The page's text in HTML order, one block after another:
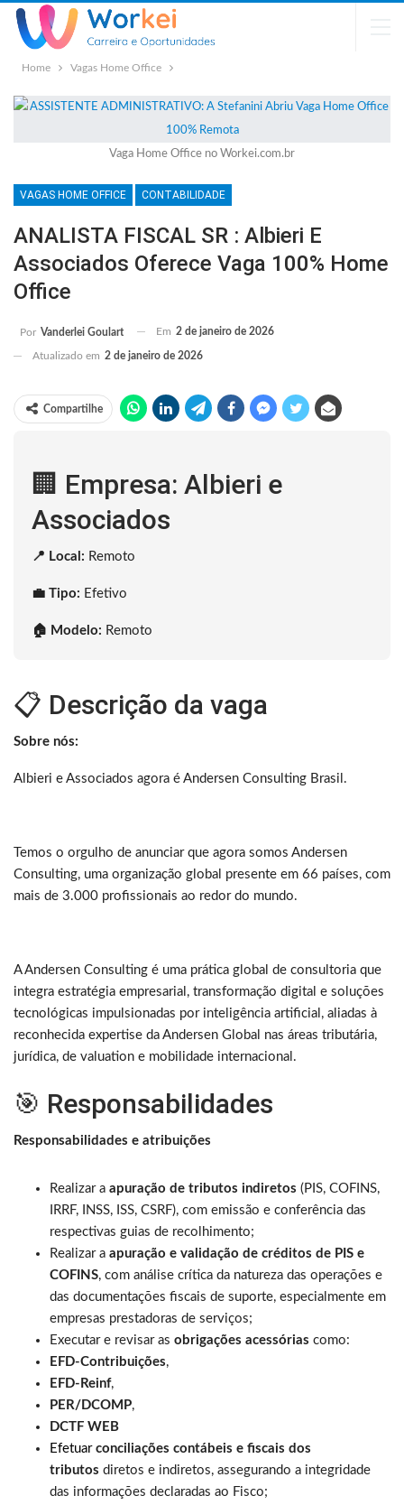
Home Vagas Home Office
Vaga Home Office no Workei.com.br
VAGAS HOME OFFICE CONTABILIDADE
ANALISTA FISCAL SR : Albieri E
Associados Oferece Vaga 100% Home
Office
Por Vanderlei Goulart Em 2 de janeiro de 2026
Atualizado em 2 de janeiro de 2026
Compartilhe
🏢 Empresa: Albieri e
Associados
📍 Local: Remoto
💼 Tipo: Efetivo
🏠 Modelo: Remoto
📋 Descrição da vaga
Sobre nós:
Albieri e Associados agora é Andersen Consulting Brasil.
Temos o orgulho de anunciar que agora somos Andersen
Consulting, uma organização global presente em 66 países, com
mais de 3.000 profissionais ao redor do mundo.
A Andersen Consulting é uma prática global de consultoria que
integra estratégia empresarial, transformação digital e soluções
tecnológicas impulsionadas por inteligência artificial, aliadas à
reconhecida expertise da Andersen Global nas áreas tributária,
jurídica, de valuation e mobilidade internacional.
🎯 Responsabilidades
Responsabilidades e atribuições
Realizar a apuração de tributos indiretos (PIS, COFINS,
IRRF, INSS, ISS, CSRF), com emissão e conferência das
respectivas guias de recolhimento;
Realizar a apuração e validação de créditos de PIS e
COFINS, com análise crítica da natureza das operações e
das documentações fiscais de suporte, especialmente em
empresas prestadoras de serviços;
Executar e revisar as obrigações acessórias como:
EFD-Contribuições,
EFD-Reinf,
PER/DCOMP,
DCTF WEB
Efetuar conciliações contábeis e fiscais dos
tributos diretos e indiretos, assegurando a integridade
das informações declaradas ao Fisco;